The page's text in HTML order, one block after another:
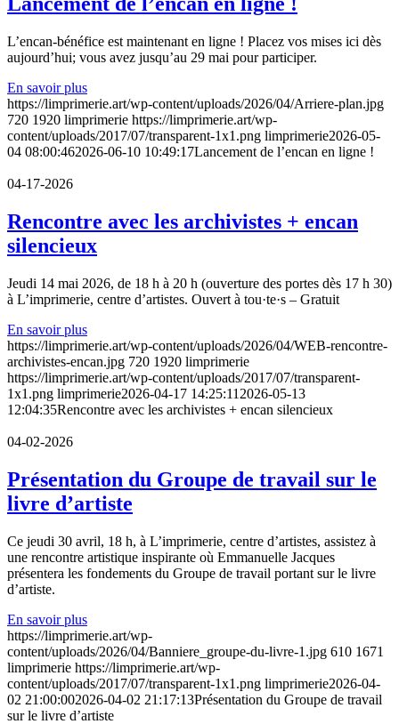
L’encan-bénéfice est maintenant en ligne ! Placez vos mises ici dès
aujourd’hui; vous avez jusqu’au 29 mai pour participer.
En savoir plus
https://limprimerie.art/wp-content/uploads/2026/04/Arriere-plan.jpg
720 1920 limprimerie https://limprimerie.art/wp-
content/uploads/2017/07/transparent-1x1.png limprimerie2026-05-
04 08:00:462026-06-10 10:49:17Lancement de l’encan en ligne !
04-17-2026
Rencontre avec les archivistes + encan
silencieux
Jeudi 14 mai 2026, de 18 h à 20 h (ouverture des portes dès 17 h 30)
à L’imprimerie, centre d’artistes. Ouvert à tou·te·s – Gratuit
En savoir plus
https://limprimerie.art/wp-content/uploads/2026/04/WEB-rencontre-
archivistes-encan.jpg 720 1920 limprimerie
https://limprimerie.art/wp-content/uploads/2017/07/transparent-
1x1.png limprimerie2026-04-17 14:25:11 2026-05-13
12:04:35Rencontre avec les archivistes + encan silencieux
04-02-2026
Présentation du Groupe de travail sur le
livre d’artiste
Ce jeudi 30 avril, 18 h, à L’imprimerie, centre d’artistes, assistez à
une rencontre artistique inspirante où Emmanuelle Jacques
présentera les fondements du Groupe de travail portant sur le livre
d’artiste.
En savoir plus
https://limprimerie.art/wp-
content/uploads/2026/04/Banniere_groupe-du-livre-1.jpg 610 1671
limprimerie https://limprimerie.art/wp-
content/uploads/2017/07/transparent-1x1.png limprimerie2026-04-
02 21:00:002026-04-02 21:17:13Présentation du Groupe de travail
sur le livre d’artiste